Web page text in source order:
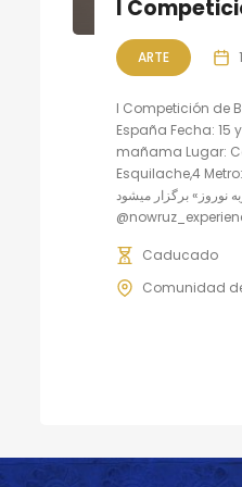
ARTE
I Competición de
España Fecha: 15
mañama Lugar:
Esquilache,4
نوروز» برگزار میشود
Caducado
Comunidad